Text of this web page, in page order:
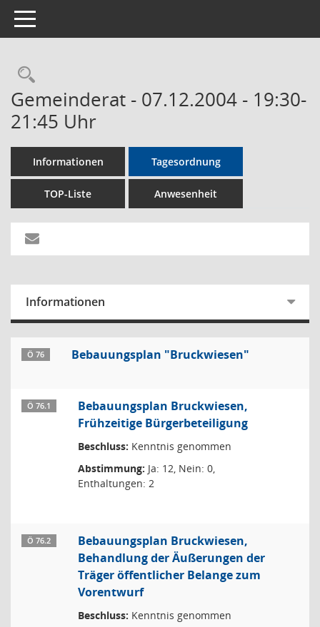
Toggle navigation
Rechercheauswahl
Gemeinderat - 07.12.2004 - 19:30-
21:45 Uhr
Informationen Tagesordnung
TOP-Liste Anwesenheit
Informationen
Ö 76 Bebauungsplan "Bruckwiesen"
Ö 76.1
Bebauungsplan Bruckwiesen,
Frühzeitige Bürgerbeteiligung
Beschluss: Kenntnis genommen
Abstimmung: Ja: 12, Nein: 0,
Enthaltungen: 2
Ö 76.2
Bebauungsplan Bruckwiesen,
Behandlung der Äußerungen der
Träger öffentlicher Belange zum
Vorentwurf
Beschluss: Kenntnis genommen